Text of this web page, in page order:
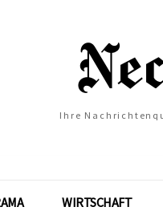
Ihre
WIRTSCHAFT